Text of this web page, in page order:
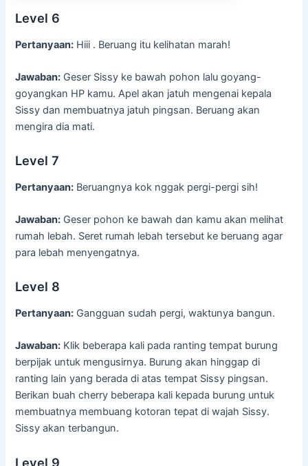
Level 6
Pertanyaan: Hiii . Beruang itu kelihatan marah!
Jawaban: Geser Sissy ke bawah pohon lalu goyang-
goyangkan HP kamu. Apel akan jatuh mengenai kepala
Sissy dan membuatnya jatuh pingsan. Beruang akan
mengira dia mati.
Level 7
Pertanyaan: Beruangnya kok nggak pergi-pergi sih!
Jawaban: Geser pohon ke bawah dan kamu akan melihat
rumah lebah. Seret rumah lebah tersebut ke beruang agar
para lebah menyengatnya.
Level 8
Pertanyaan: Gangguan sudah pergi, waktunya bangun.
Jawaban: Klik beberapa kali pada ranting tempat burung
berpijak untuk mengusirnya. Burung akan hinggap di
ranting lain yang berada di atas tempat Sissy pingsan.
Berikan buah cherry beberapa kali kepada burung untuk
membuatnya membuang kotoran tepat di wajah Sissy.
Sissy akan terbangun.
Level 9